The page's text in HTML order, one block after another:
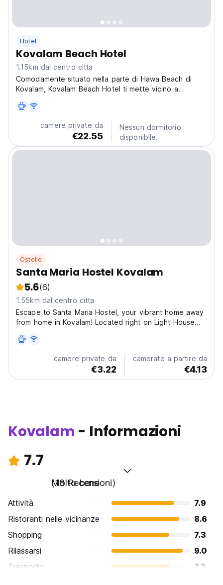
Hotel
Kovalam Beach Hotel
1.15km dal centro citta
Comodamente situato nella parte di Hawa Beach di
Kovalam, Kovalam Beach Hotel ti mette vicino a
camere private da
€22.55
Nessun dormitorio
disponibile.
Ostello
Santa Maria Hostel Kovalam
5.6(6)
1.55km dal centro citta
Escape to Santa Maria Hostel, your vibrant home away
from home in Kovalam! Located right on Light House
and the convenience of Cosmos Tours, our hostel puts
you in the heart of the action. Experience a truly...
camere private da
€3.22
camerate a partire da
€4.13
Kovalam - Informazioni
7.7
Molto bene
(18 Recensioni)
Attività
7.9
Ristoranti nelle vicinanze
8.6
Shopping
7.3
Rilassarsi
9.0
Trasporto
7.3